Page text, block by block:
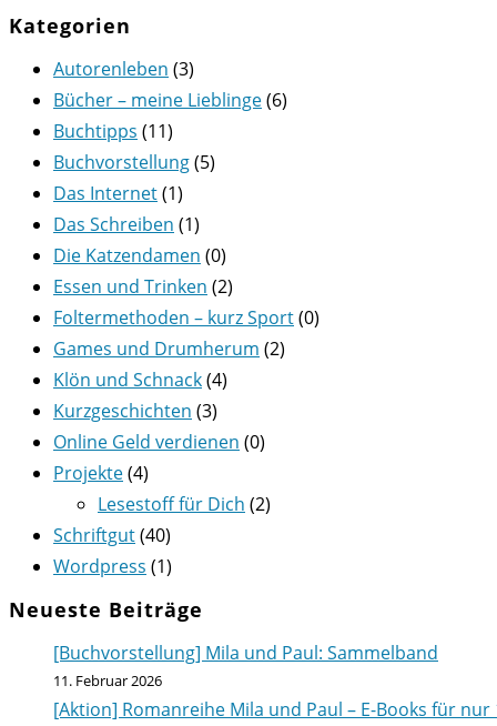
Kategorien
Autorenleben (3)
Bücher – meine Lieblinge(6)
Buchtipps (11)
Buchvorstellung(5)
Das Internet(1)
Das Schreiben (1)
Die Katzendamen (0)
Essen und Trinken (2)
Foltermethoden – kurz Sport(0)
Games und Drumherum (2)
Klön und Schnack(4)
Kurzgeschichten (3)
Online Geld verdienen (0)
Projekte(4)
Lesestoff für Dich (2)
Schriftgut(40)
Wordpress (1)
Neueste Beiträge
[Buchvorstellung] Mila und Paul: Sammelband
11. Februar 2026
[Aktion] Romanreihe Mila und Paul – E-Books für nur